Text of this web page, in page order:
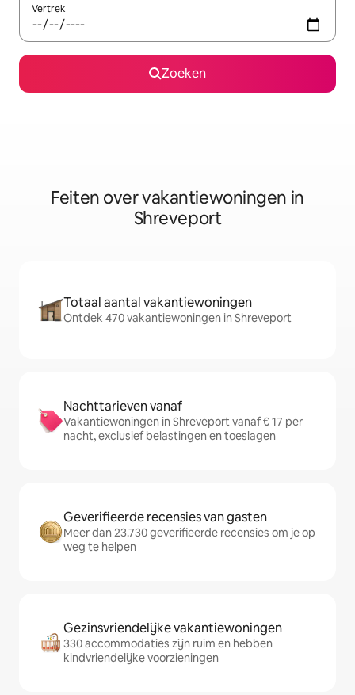
Vertrek
Zoeken
Feiten over vakantiewoningen in
Shreveport
Totaal aantal vakantiewoningen
Ontdek 470 vakantiewoningen in Shreveport
Nachttarieven vanaf
Vakantiewoningen in Shreveport vanaf € 17 per
nacht, exclusief belastingen en toeslagen
Geverifieerde recensies van gasten
Meer dan 23.730 geverifieerde recensies om je op
weg te helpen
Gezinsvriendelijke vakantiewoningen
330 accommodaties zijn ruim en hebben
kindvriendelijke voorzieningen